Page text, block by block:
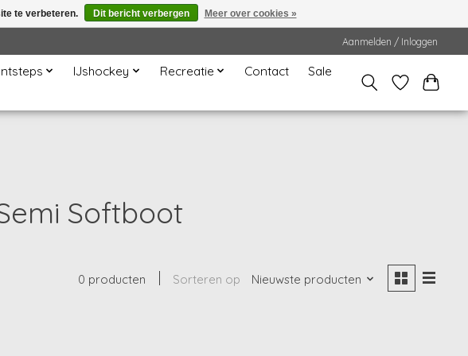
Aanmelden / Inloggen
IJshockey Recreatie Contact
Sale
Softboot
0 producten Sorteren op Nieuwste producten
te verbeteren. Dit bericht verbergen Meer over cookies »